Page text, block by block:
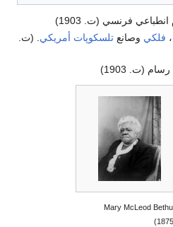
فرنسي (ت. 1903)
، فلكي وصانعتلسكوپات أمريكي . (ت.
رسام (ت. 1903)
Mary McLeod